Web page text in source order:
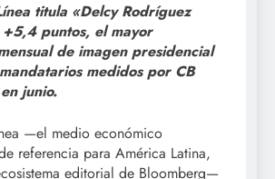
titula «Delcy Rodríguez
puntos, el mayor
de imagen presidencial
medidos por CB
junio.
—el medio económico
referencia para América Latina,
editorial de Bloomberg—